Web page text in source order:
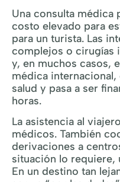
Una consulta médica
costo elevado para
para un turista. Las
complejos o cirugías
y, en muchos casos,
médica
salud y pasa a ser
horas.
La asistencia al
médicos. También
derivaciones a
situación lo requiere,
En un destino tan